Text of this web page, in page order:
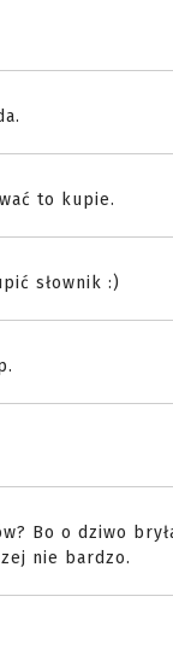
to kupie.
słownik :)
Bo o dziwo
nie bardzo.